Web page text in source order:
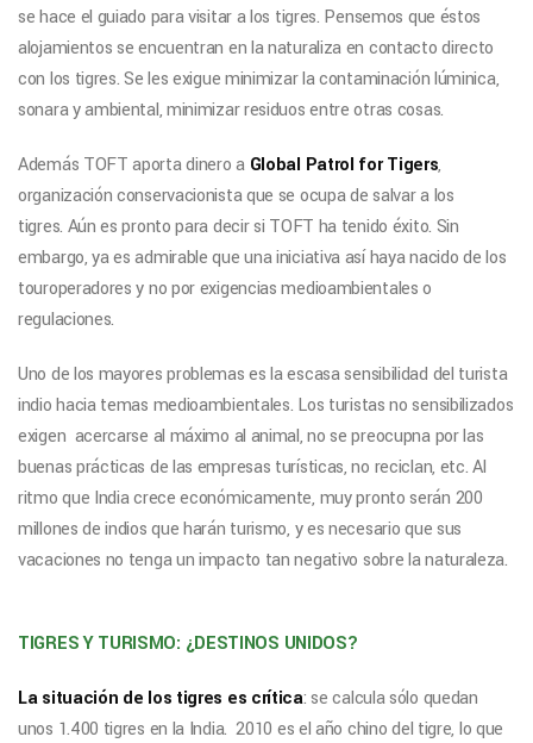
se hace el guiado para visitar a los tigres. Pensemos que éstos
alojamientos se encuentran en la naturaliza en contacto directo
con los tigres. Se les exigue minimizar la contaminación lúminica,
sonara y ambiental, minimizar residuos entre otras cosas.
Además TOFT aporta dinero a Global Patrol for Tigers,
organización conservacionista que se ocupa de salvar a los
tigres. Aún es pronto para decir si TOFT ha tenido éxito. Sin
embargo, ya es admirable que una iniciativa así haya nacido de los
touroperadores y no por exigencias medioambientales o
regulaciones.
Uno de los mayores problemas es la escasa sensibilidad del turista
indio hacia temas medioambientales. Los turistas no sensibilizados
exigen acercarse al máximo al animal, no se preocupna por las
buenas prácticas de las empresas turísticas, no reciclan, etc. Al
ritmo que India crece económicamente, muy pronto serán 200
millones de indios que harán turismo, y es necesario que sus
vacaciones no tenga un impacto tan negativo sobre la naturaleza.
TIGRES Y TURISMO: ¿DESTINOS UNIDOS?
La situación de los tigres es crítica: se calcula sólo quedan
unos 1.400 tigres en la India. 2010 es el año chino del tigre, lo que